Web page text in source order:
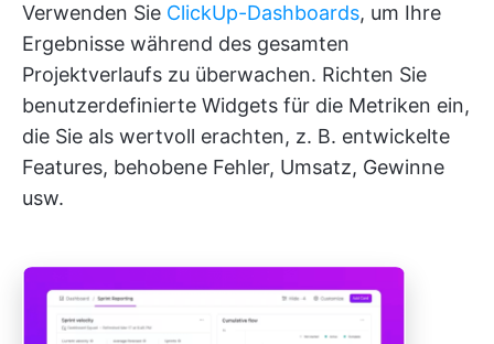
Verwenden Sie ClickUp-Dashboards, um Ihre
Ergebnisse während des gesamten
Projektverlaufs zu überwachen. Richten Sie
benutzerdefinierte Widgets für die Metriken ein,
die Sie als wertvoll erachten, z. B. entwickelte
Features, behobene Fehler, Umsatz, Gewinne
usw.